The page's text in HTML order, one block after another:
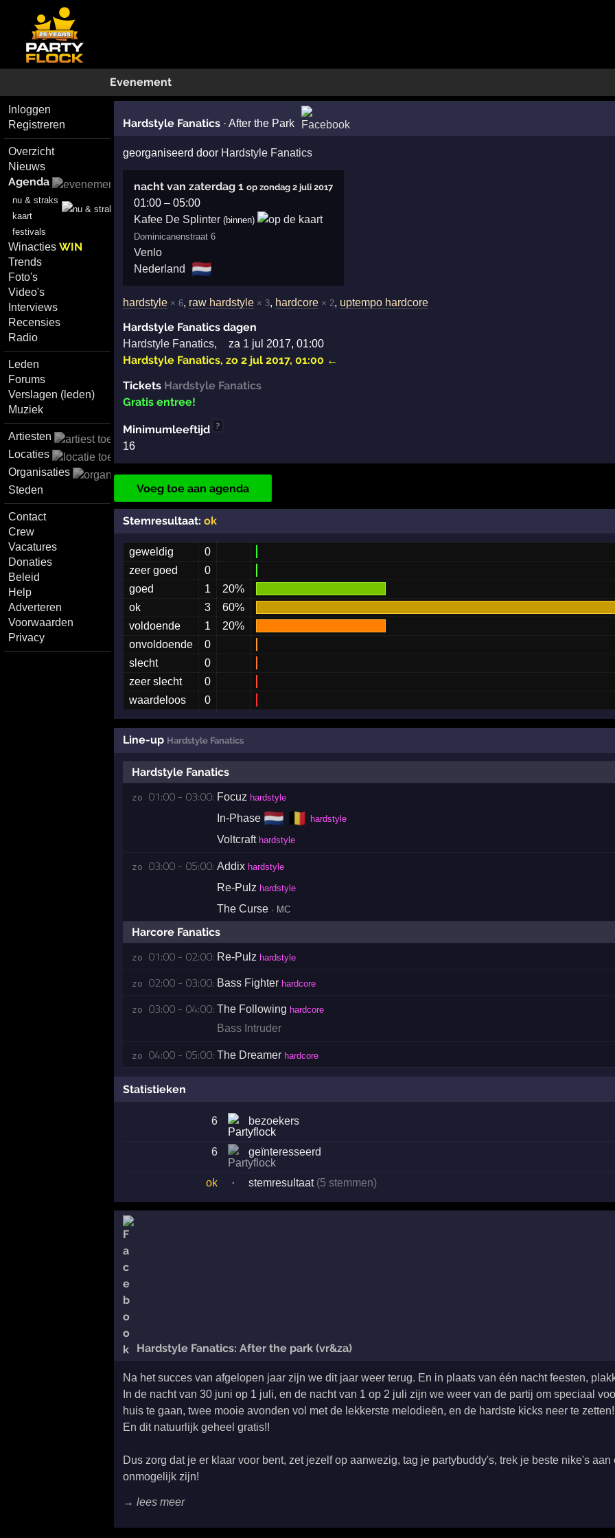
Evenement
Inloggen
Registreren
Overzicht
Nieuws
Agenda
nu & straks
kaart
festivals
WinactiesWIN
Trends
Foto's
Video's
Interviews
Recensies
Radio
Leden
Forums
Verslagen (leden)
Muziek
Artiesten
Locaties
Organisaties
Steden
Contact
Crew
Vacatures
Donaties
Beleid
Help
Adverteren
Voorwaarden
Privacy
Hardstyle Fanatics· After the Park
georganiseerd door Hardstyle Fanatics
nacht van zaterdag 1 op zondag 2 juli 2017
01:00– 05:00
Kafee De Splinter (binnen)
Dominicanenstraat 6
Venlo
Nederland
🇳🇱
hardstyle × 6, raw hardstyle × 3, hardcore × 2, uptempo hardcore
Hardstyle Fanatics dagen
Hardstyle Fanatics, za 1 jul 2017, 01:00
Hardstyle Fanatics, zo 2 jul 2017, 01:00 ←
Tickets Hardstyle Fanatics
Gratis entree!
Minimumleeftijd ?
16
Voeg toe aan agenda
Stemresultaat: ok
geweldig
0
zeer goed
0
goed
1
20%
ok
3
60%
voldoende
1
20%
onvoldoende
0
slecht
0
zeer slecht
0
waardeloos
0
Line-up Hardstyle Fanatics
Hardstyle Fanatics
zo 01:00 - 03:00: Focuz hardstyle
In-Phase 🇳🇱 🇧🇪 hardstyle
Voltcraft hardstyle
zo 03:00 - 05:00: Addix hardstyle
Re-Pulz hardstyle
The Curse· MC
Harcore Fanatics
zo 01:00 - 02:00: Re-Pulz hardstyle
zo 02:00 - 03:00: Bass Fighter hardcore
zo 03:00 - 04:00: The Following hardcore
Bass Intruder
zo 04:00 - 05:00: The Dreamer hardcore
Statistieken
6 bezoekers
6 geïnteresseerd
ok · stemresultaat (5 stemmen)
Hardstyle Fanatics: After the park (vr&za)
Na het succes van afgelopen jaar zijn we dit jaar weer terug. En in plaats van één nacht feesten,
In de nacht van 30 juni op 1 juli, en de nacht van 1 op 2 juli zijn we weer van de partij om speciaal
huis te gaan, twee mooie avonden vol met de lekkerste melodieën, en de hardste kicks neer te zetten!
En dit natuurlijk geheel gratis!!
Dus zorg dat je er klaar voor bent, zet jezelf op aanwezig, tag je partybuddy's, trek je beste nike's
onmogelijk zijn!
→ lees meer